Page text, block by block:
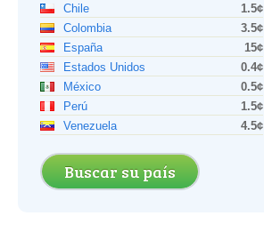
Chile
1.5¢
Colombia
3.5¢
España
15¢
Estados Unidos
0.4¢
México
0.5¢
Perú
1.5¢
Venezuela
4.5¢
Buscar su país